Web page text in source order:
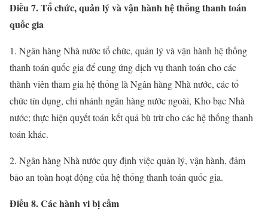
Điều 7. Tổ chức, quản lý và vận hành hệ thống thanh toán
quốc gia
1. Ngân hàng Nhà nước tổ chức, quản lý và vận hành hệ thống
thanh toán quốc gia để cung ứng dịch vụ thanh toán cho các
thành viên tham gia hệ thống là Ngân hàng Nhà nước, các tổ
chức tín dụng, chi nhánh ngân hàng nước ngoài, Kho bạc Nhà
nước; thực hiện quyết toán kết quả bù trừ cho các hệ thống thanh
toán khác.
2. Ngân hàng Nhà nước quy định việc quản lý, vận hành, đảm
bảo an toàn hoạt động của hệ thống thanh toán quốc gia.
Điều 8. Các hành vi bị cấm